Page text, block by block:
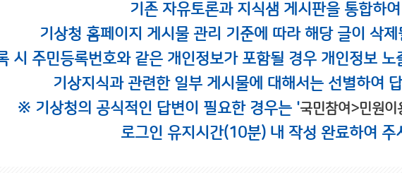
기존 자유토론과 지식샘 게시판을 통합하
기상청 홈페이지 게시물 관리 기준에 따라 해당 글이 삭
시 주민등록번호와 같은 개인정보가 포함될 경우 개인정보
기상지식과 관련한 일부 게시물에 대해서는 선별하여
※ 기상청의 공식적인 답변이 필요한 경우는 '국민참여>민원이
로그인 유지시간(10분) 내 작성 완료하여 주